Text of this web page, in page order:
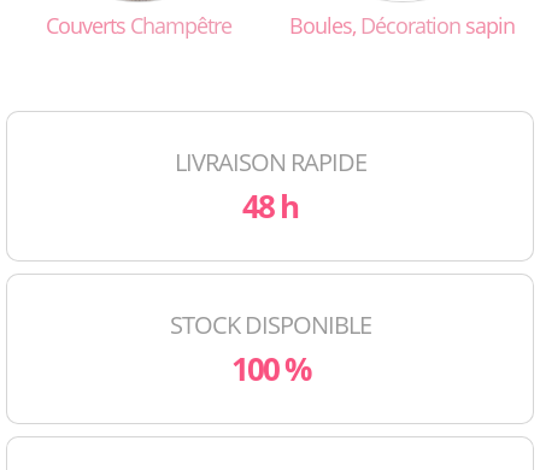
Couverts Champêtre Boules, Décoration sapin
LIVRAISON RAPIDE
48 h
STOCK DISPONIBLE
100 %